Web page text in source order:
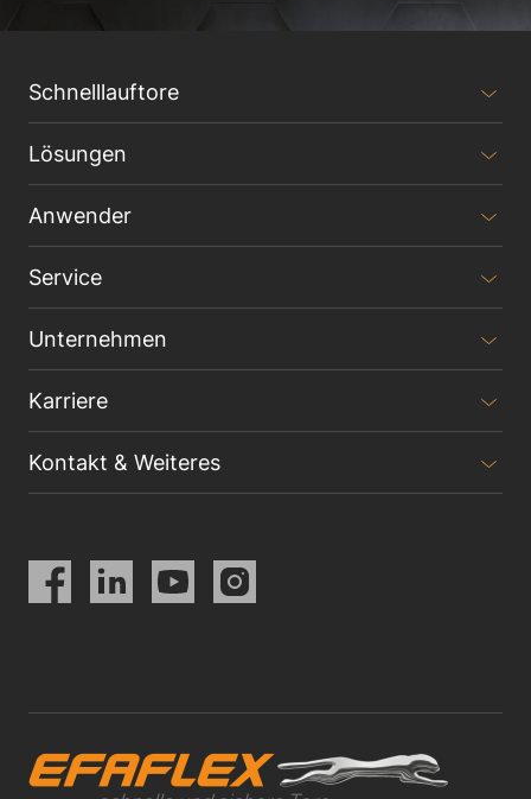
Schnelllauftore
Lösungen
Anwender
Service
Unternehmen
Karriere
Kontakt & Weiteres